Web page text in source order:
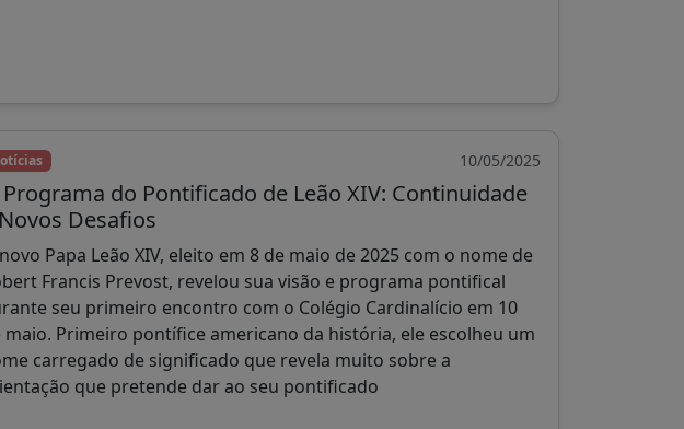
10/05/2025
do Pontificado de Leão XIV: Continuidade
Desafios
Papa Leão XIV, eleito em 8 de maio de 2025 com o nome de
Francis Prevost, revelou sua visão e programa pontifical
seu primeiro encontro com o Colégio Cardinalício em 10
maio. Primeiro pontífice americano da história, ele escolheu um
carregado de significado que revela muito sobre a
que pretende dar ao seu pontificado